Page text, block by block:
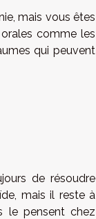
mais vous êtes
comme les
qui peuvent
de résoudre
mais il reste à
le pensent chez